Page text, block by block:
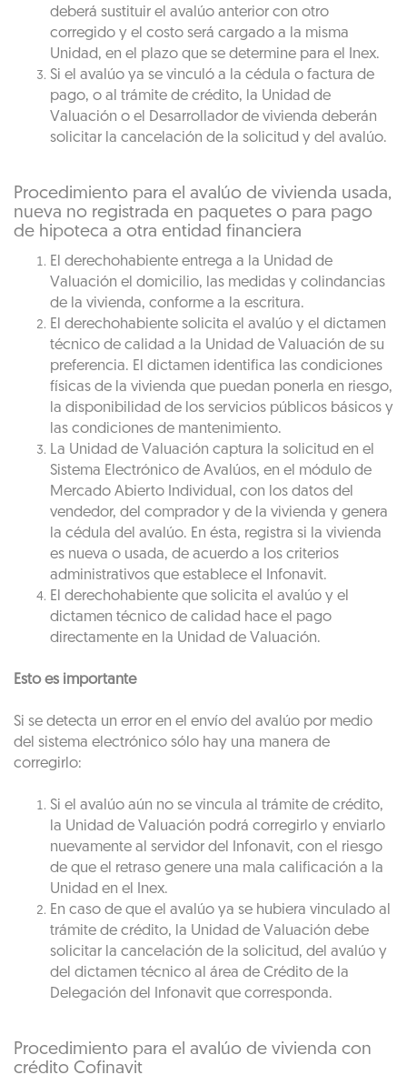
deberá sustituir el avalúo anterior con otro
corregido y el costo será cargado a la misma
Unidad, en el plazo que se determine para el Inex.
Si el avalúo ya se vinculó a la cédula o factura de
pago, o al trámite de crédito, la Unidad de
Valuación o el Desarrollador de vivienda deberán
solicitar la cancelación de la solicitud y del avalúo.
Procedimiento para el avalúo de vivienda usada,
nueva no registrada en paquetes o para pago
de hipoteca a otra entidad financiera
El derechohabiente entrega a la Unidad de
Valuación el domicilio, las medidas y colindancias
de la vivienda, conforme a la escritura.
El derechohabiente solicita el avalúo y el dictamen
técnico de calidad a la Unidad de Valuación de su
preferencia. El dictamen identifica las condiciones
físicas de la vivienda que puedan ponerla en riesgo,
la disponibilidad de los servicios públicos básicos y
las condiciones de mantenimiento.
La Unidad de Valuación captura la solicitud en el
Sistema Electrónico de Avalúos, en el módulo de
Mercado Abierto Individual, con los datos del
vendedor, del comprador y de la vivienda y genera
la cédula del avalúo. En ésta, registra si la vivienda
es nueva o usada, de acuerdo a los criterios
administrativos que establece el Infonavit.
El derechohabiente que solicita el avalúo y el
dictamen técnico de calidad hace el pago
directamente en la Unidad de Valuación.
Esto es importante
Si se detecta un error en el envío del avalúo por medio
del sistema electrónico sólo hay una manera de
corregirlo:
Si el avalúo aún no se vincula al trámite de crédito,
la Unidad de Valuación podrá corregirlo y enviarlo
nuevamente al servidor del Infonavit, con el riesgo
de que el retraso genere una mala calificación a la
Unidad en el Inex.
En caso de que el avalúo ya se hubiera vinculado al
trámite de crédito, la Unidad de Valuación debe
solicitar la cancelación de la solicitud, del avalúo y
del dictamen técnico al área de Crédito de la
Delegación del Infonavit que corresponda.
Procedimiento para el avalúo de vivienda con
crédito Cofinavit